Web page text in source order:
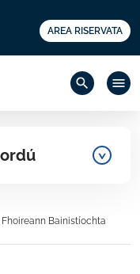
AREA RISERVATA
search menu
Bainistíochta